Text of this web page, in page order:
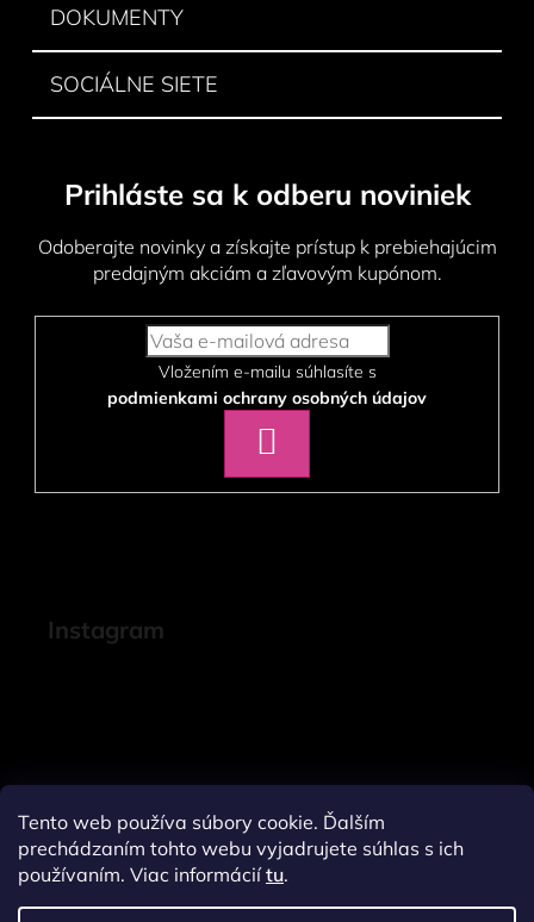
Tento web používa súbory cookie. Ďalším
prechádzaním tohto webu vyjadrujete súhlas s ich
používaním. Viac informáciítu.
DOKUMENTY
SOCIÁLNE SIETE
Prihláste sa k odberu noviniek
Odoberajte novinky a získajte prístup k prebiehajúcim
predajným akciám a zľavovým kupónom.
podmienkami ochrany osobných údajov
SA
Instagram